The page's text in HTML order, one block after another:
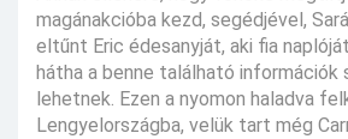
magánakcióba kezd, segédjével,
eltűnt Eric édesanyját, aki fia
hátha a benne található információk
lehetnek. Ezen a nyomon haladva
Lengyelországba, velük tart még